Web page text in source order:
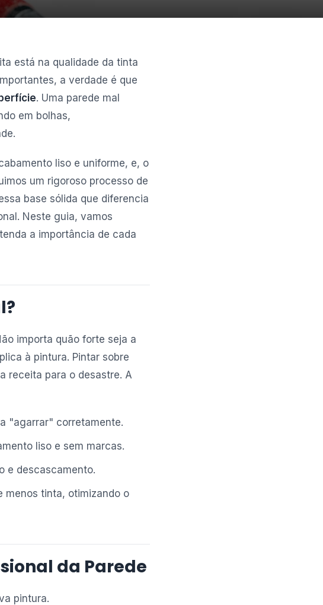
está na qualidade da tinta
a verdade é que
. Uma parede mal
em bolhas,
liso e uniforme, e, o
um rigoroso processo de
base sólida que diferencia
Neste guia, vamos
a importância de cada
importa quão forte seja a
à pintura. Pintar sobre
receita para o desastre. A
"agarrar" corretamente.
liso e sem marcas.
e descascamento.
menos tinta, otimizando o
da Parede
pintura.